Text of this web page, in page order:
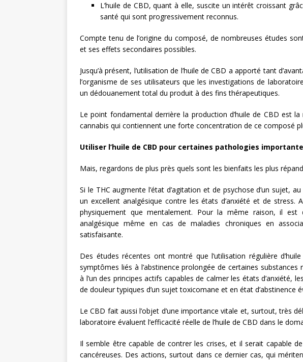
L’huile de CBD, quant à elle, suscite un intérêt croissant
santé qui sont progressivement reconnus.
Compte tenu de l’origine du composé, de nombreuses études
et ses effets secondaires possibles.
Jusqu’à présent, l’utilisation de l’huile de CBD a apporté tant
l’organisme de ses utilisateurs que les investigations de
un dédouanement total du produit à des fins thérapeutiques.
Le point fondamental derrière la production d’huile de CBD est
cannabis qui contiennent une forte concentration de ce composé
Utiliser l’huile de CBD pour certaines pathologies
Mais, regardons de plus près quels sont les bienfaits les plus
Si le THC augmente l’état d’agitation et de psychose d’un sujet,
un excellent analgésique contre les états d’anxiété et de stress.
physiquement que mentalement. Pour la même raison, il est
analgésique même en cas de maladies chroniques en
satisfaisante.
Des études récentes ont montré que l’utilisation régulière
symptômes liés à l’abstinence prolongée de certaines substances
à l’un des principes actifs capables de calmer les états d’anxiété,
de douleur typiques d’un sujet toxicomane et en état d’abstinence
Le CBD fait aussi l’objet d’une importance vitale et, surtout, très
laboratoire évaluent l’efficacité réelle de l’huile de CBD dans le
Il semble être capable de contrer les crises, et il serait capable
cancéreuses. Des actions, surtout dans ce dernier cas, qui